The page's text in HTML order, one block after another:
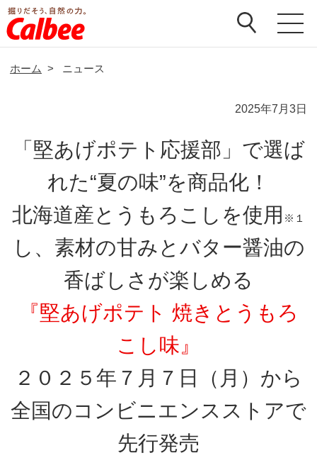
ホーム > ニュース
2025年7月3日
「堅あげポテト応援部」で選ば
れた“夏の味”を商品化！
北海道産とうもろこしを使用 ※１
し、素材の甘みとバター醤油の
香ばしさが楽しめる
『堅あげポテト 焼きとうもろ
こし味』
２０２５年７月７日（月）から
全国のコンビニエンスストアで
先行発売